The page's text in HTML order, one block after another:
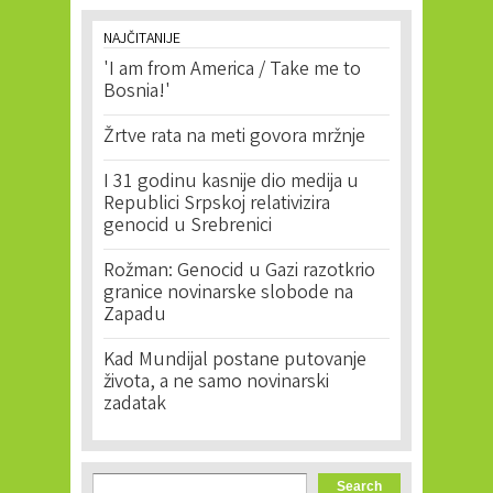
NAJČITANIJE
'I am from America / Take me to
Bosnia!'
Žrtve rata na meti govora mržnje
I 31 godinu kasnije dio medija u
Republici Srpskoj relativizira
genocid u Srebrenici
Rožman: Genocid u Gazi razotkrio
granice novinarske slobode na
Zapadu
Kad Mundijal postane putovanje
života, a ne samo novinarski
zadatak
Search